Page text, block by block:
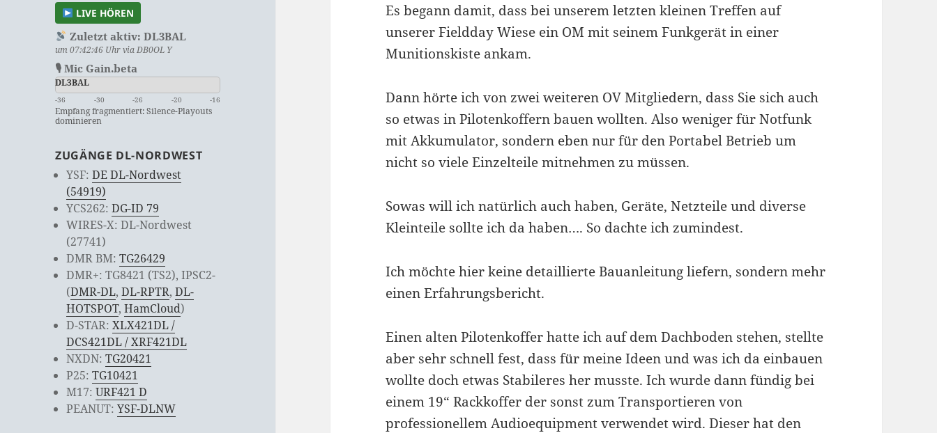
LIVE HÖREN
Zuletzt aktiv: DL3BAL
um 07:42:46 Uhr via DB0OL Y
🎙 Mic Gain.beta
DL3BAL
-36 -30 -26 -20 -16
Empfang fragmentiert: Silence-Playouts
dominieren
ZUGÄNGE DL-NORDWEST
YSF:DE DL-Nordwest
(54919)
YCS262:DG-ID 79
WIRES-X: DL-Nordwest
(27741)
DMR BM:TG26429
DMR+: TG8421 (TS2), IPSC2-
(DMR-DL,DL-RPTR,DL-
HOTSPOT,HamCloud)
D-STAR:XLX421DL /
DCS421DL / XRF421DL
NXDN:TG20421
P25:TG10421
M17:URF421 D
PEANUT:YSF-DLNW
Es begann damit, dass bei unserem letzten kleinen Treffen auf
unserer Fieldday Wiese ein OM mit seinem Funkgerät in einer
Munitionskiste ankam.
Dann hörte ich von zwei weiteren OV Mitgliedern, dass Sie sich auch
so etwas in Pilotenkoffern bauen wollten. Also weniger für Notfunk
mit Akkumulator, sondern eben nur für den Portabel Betrieb um
nicht so viele Einzelteile mitnehmen zu müssen.
Sowas will ich natürlich auch haben, Geräte, Netzteile und diverse
Kleinteile sollte ich da haben…. So dachte ich zumindest.
Ich möchte hier keine detaillierte Bauanleitung liefern, sondern mehr
einen Erfahrungsbericht.
Einen alten Pilotenkoffer hatte ich auf dem Dachboden stehen, stellte
aber sehr schnell fest, dass für meine Ideen und was ich da einbauen
wollte doch etwas Stabileres her musste. Ich wurde dann fündig bei
einem 19“ Rackkoffer der sonst zum Transportieren von
professionellem Audioequipment verwendet wird. Dieser hat den